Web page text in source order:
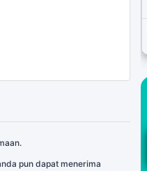
pun dapat menerima